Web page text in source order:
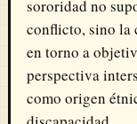
sororidad no
conflicto, sino la
en torno a
perspectiva
como origen